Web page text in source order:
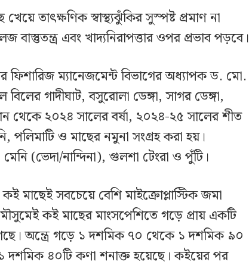
তাৎক্ষণিক স্বাস্থ্যঝুঁকির সুস্পষ্ট প্রমাণ না
বাস্তুতন্ত্র এবং খাদ্যনিরাপত্তার ওপর প্রভাব পড়বে।
ফিশারিজ ম্যানেজমেন্ট বিভাগের অধ্যাপক ড. মো.
গাদীঘাট, বসুরোলা ডেঙ্গা, সাগর ডেঙ্গা,
থেকে ২০২৪ সালের বর্ষা, ২০২৪-২৫ সালের শীত
ও মাছের নমুনা সংগ্রহ করা হয়।
(ভেদা/নান্দিনা), গুলশা টেংরা ও পুঁটি।
মাছেই সবচেয়ে বেশি মাইক্রোপ্লাস্টিক জমা
কই মাছের মাংসপেশিতে গড়ে প্রায় একটি
অন্ত্রে গড়ে ১ দশমিক ৭০ থেকে ১ দশমিক ৯০
৪০টি কণা শনাক্ত হয়েছে। কইয়ের পর